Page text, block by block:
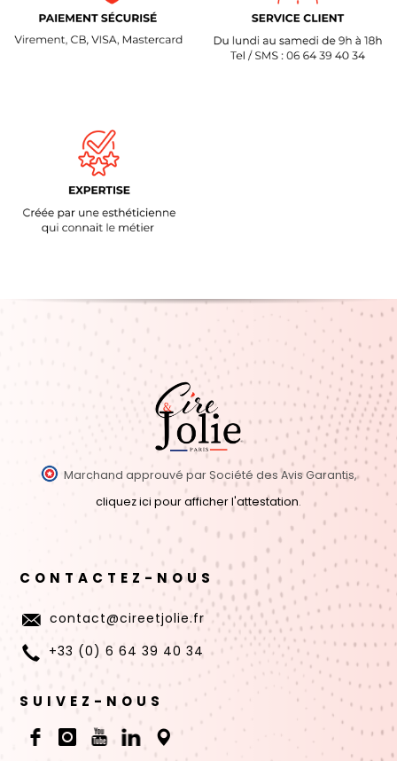
Marchand approuvé par Société des Avis Garantis,
cliquez ici pour afficher l'attestation.
CONTACTEZ-NOUS
contact@cireetjolie.fr
+33 (0) 6 64 39 40 34
SUIVEZ-NOUS